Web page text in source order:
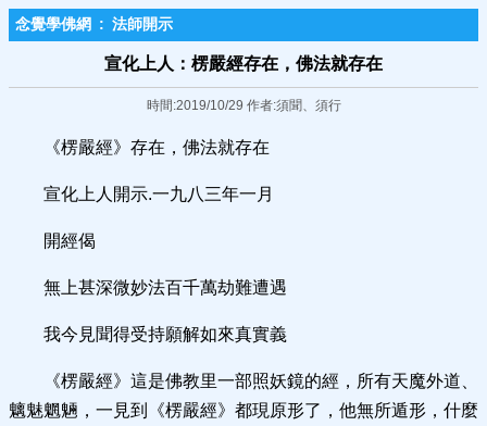
念覺學佛網 : 法師開示
宣化上人：楞嚴經存在，佛法就存在
時間:2019/10/29 作者:須聞、須行
《楞嚴經》存在，佛法就存在
宣化上人開示.一九八三年一月
開經偈
無上甚深微妙法百千萬劫難遭遇
我今見聞得受持願解如來真實義
《楞嚴經》這是佛教里一部照妖鏡的經，所有天魔外道、
魑魅魍魎，一見到《楞嚴經》都現原形了，他無所遁形，什麼